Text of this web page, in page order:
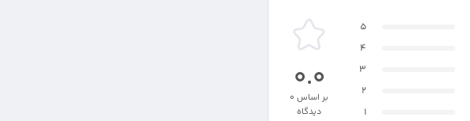
5
4
3
2
1
0.0
بر اساس 0
دیدگاه